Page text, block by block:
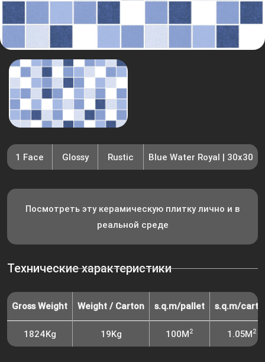
1 Face Glossy Rustic Blue Water Royal | 30x30
Посмотреть эту керамическую плитку лично и в
реальной среде
Технические характеристики
Gross Weight Weight / Carton s.q.m/pallet s.q.m/
1824Kg 19Kg 100M2 1.05M2